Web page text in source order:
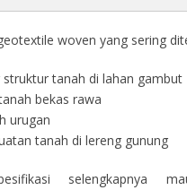
woven yang sering
tanah di lahan gambut
bekas rawa
urugan
tanah di lereng gunung
selengkapnya